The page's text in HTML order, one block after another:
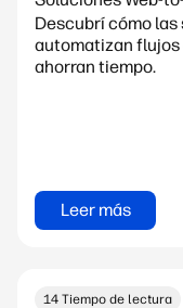
Descubrí cómo
automatizan flujos
ahorran tiempo.
Leer más
14 Tiempo de lectura